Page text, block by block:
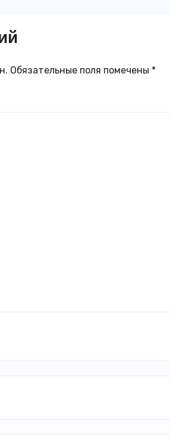
Обязательные поля помечены *